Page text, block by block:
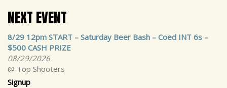
NEXT EVENT
8/29 12pm START – Saturday Beer Bash – Coed INT 6s –
$500 CASH PRIZE
08/29/2026
@ Top Shooters
Signup